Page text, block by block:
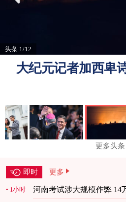
网
头条 1/12
大纪元记者加西卑
更多头条
即时 更多
1小时 河南考试涉大规模作弊 14